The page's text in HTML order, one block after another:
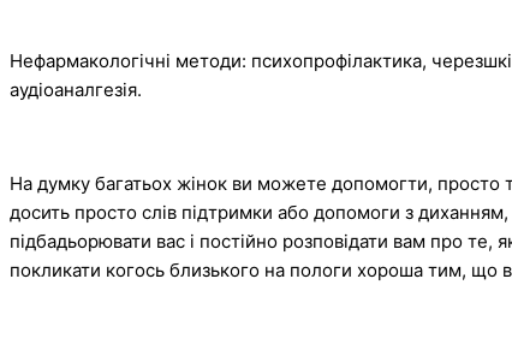
Нефармакологічні методи: психопрофілактика,
аудіоаналгезія.
На думку багатьох жінок ви можете допомогти, просто
досить просто слів підтримки або допомоги з
підбадьорювати вас і постійно розповідати вам про те,
покликати когось близького на пологи хороша тим,